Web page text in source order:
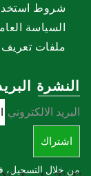
شروط
السياسة
ملفات تعريف
النشرة
البريد الالكتروني
اشتراك
من خلال التسجيل،